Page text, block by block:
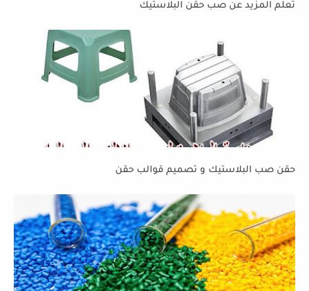
تعلم المزيد عن صب حقن البلاستيك
حقن صب البلاستيك و تصميم قوالب حقن